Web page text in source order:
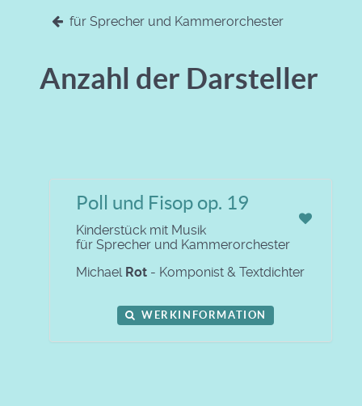
für Sprecher und Kammerorchester
Anzahl der Darsteller
Poll und Fisop op. 19
Kinderstück mit Musik
für Sprecher und Kammerorchester
Michael Rot - Komponist & Textdichter
WERKINFORMATION